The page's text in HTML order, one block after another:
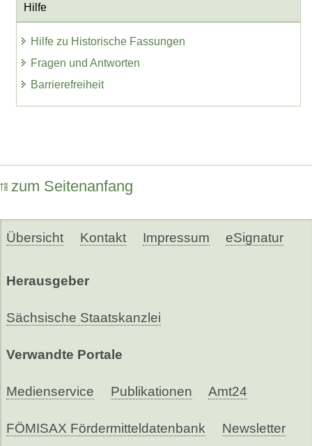
Hilfe
Hilfe zu Historische Fassungen
Fragen und Antworten
Barrierefreiheit
zum Seitenanfang
Übersicht Kontakt Impressum eSignatur
Herausgeber
Sächsische Staatskanzlei
Verwandte Portale
Medienservice Publikationen Amt24
FÖMISAX Fördermitteldatenbank Newsletter